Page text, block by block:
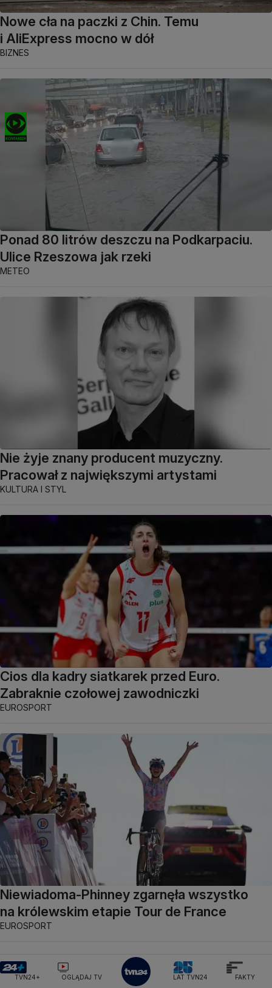
Nowe cła na paczki z Chin. Temu
i AliExpress mocno w dół
BIZNES
Ponad 80 litrów deszczu na Podkarpaciu.
Ulice Rzeszowa jak rzeki
METEO
Nie żyje znany producent muzyczny.
Pracował z największymi artystami
KULTURA I STYL
Cios dla kadry siatkarek przed Euro.
Zabraknie czołowej zawodniczki
EUROSPORT
Niewiadoma-Phinney zgarnęła wszystko
na królewskim etapie Tour de France
EUROSPORT
OGLĄDAJ NA ŻYWO
TVN24+ OGLĄDAJ TV LAT TVN24 FAKTY